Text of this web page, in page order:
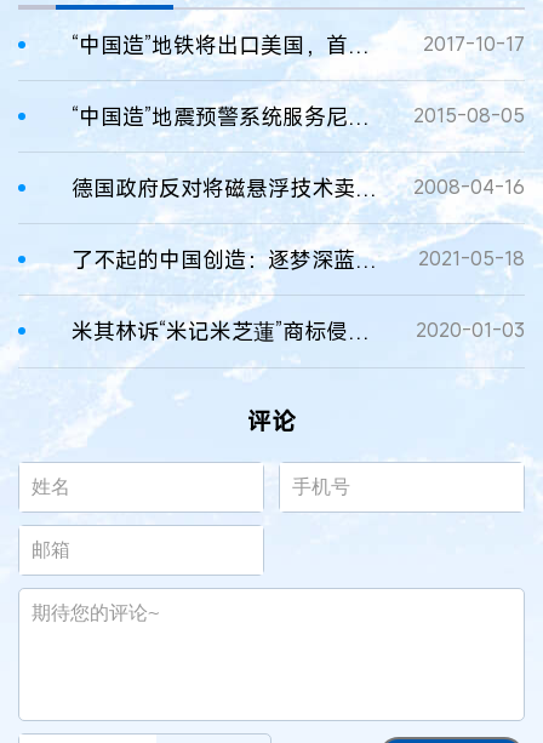
“中国造”地铁将出口美国，首批列车已下线 2017-10-17
“中国造”地震预警系统服务尼泊尔 2015-08-05
德国政府反对将磁悬浮技术卖给中国 2008-04-16
了不起的中国创造：逐梦深蓝，10909米的“中国深度” 2021-05-18
米其林诉“米记米芝蓮”商标侵权，法院作出判决 2020-01-03
评论